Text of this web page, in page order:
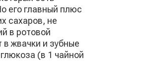
его главный плюс
сахаров, не
в ротовой
в жвачки и зубные
(в 1 чайной